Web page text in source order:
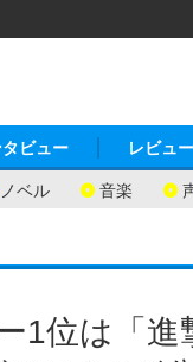
ノベル 音楽
ビュー レビュー
1位は「